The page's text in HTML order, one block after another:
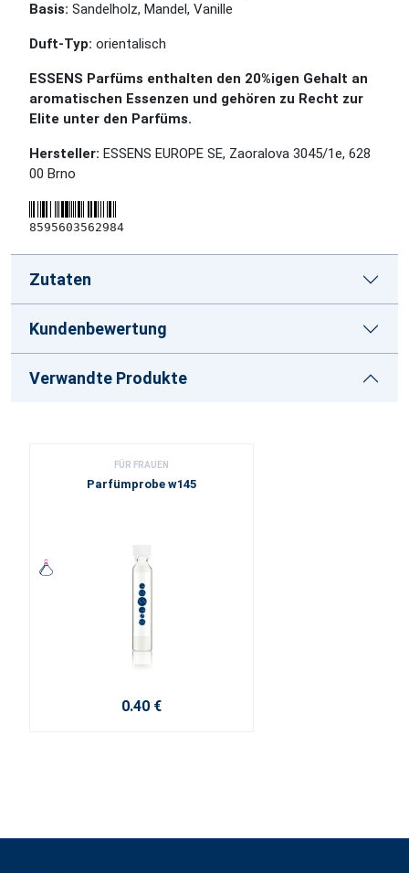
Basis: Sandelholz, Mandel, Vanille
Duft-Typ: orientalisch
ESSENS Parfüms enthalten den 20%igen Gehalt an
aromatischen Essenzen und gehören zu Recht zur
Elite unter den Parfüms.
Hersteller: ESSENS EUROPE SE, Zaoralova 3045/1e, 628
00 Brno
8595603562984
Zutaten
Kundenbewertung
Verwandte Produkte
FÜR FRAUEN
Parfümprobe w145
0.40 €